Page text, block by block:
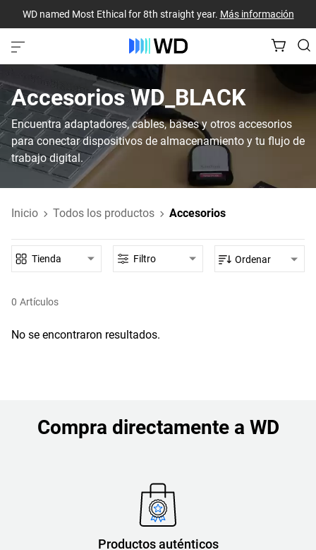
WD named Most Ethical for 8th straight year. Más información
Accesorios‎ WD_BLACK‎
Encuentra adaptadores, cables, bases y otros accesorios
para conectar dispositivos de almacenamiento y tu flujo de
trabajo digital.
Inicio Todos los productos Accesorios
0 Artículos
Tienda Filtro Ordenar
No se encontraron resultados.
Compra directamente a WD
Productos auténticos